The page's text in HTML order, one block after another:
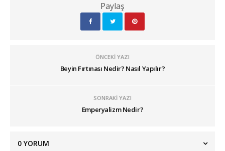
Paylaş
ÖNCEKI YAZI
Beyin Fırtınası Nedir? Nasıl Yapılır?
SONRAKI YAZI
Emperyalizm Nedir?
0YORUM